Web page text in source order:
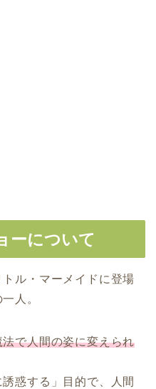
ーについて
ル・マーメイドに登場
人。
法で人間の姿に変えられ
惑する」目的で、人間